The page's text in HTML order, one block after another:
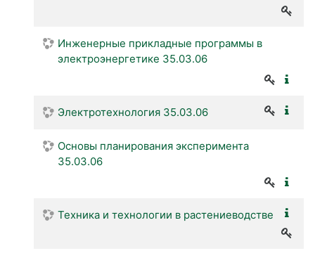
Инженерные прикладные программы в
электроэнергетике 35.03.06
Электротехнология 35.03.06
Основы планирования эксперимента
35.03.06
Техника и технологии в растениеводстве